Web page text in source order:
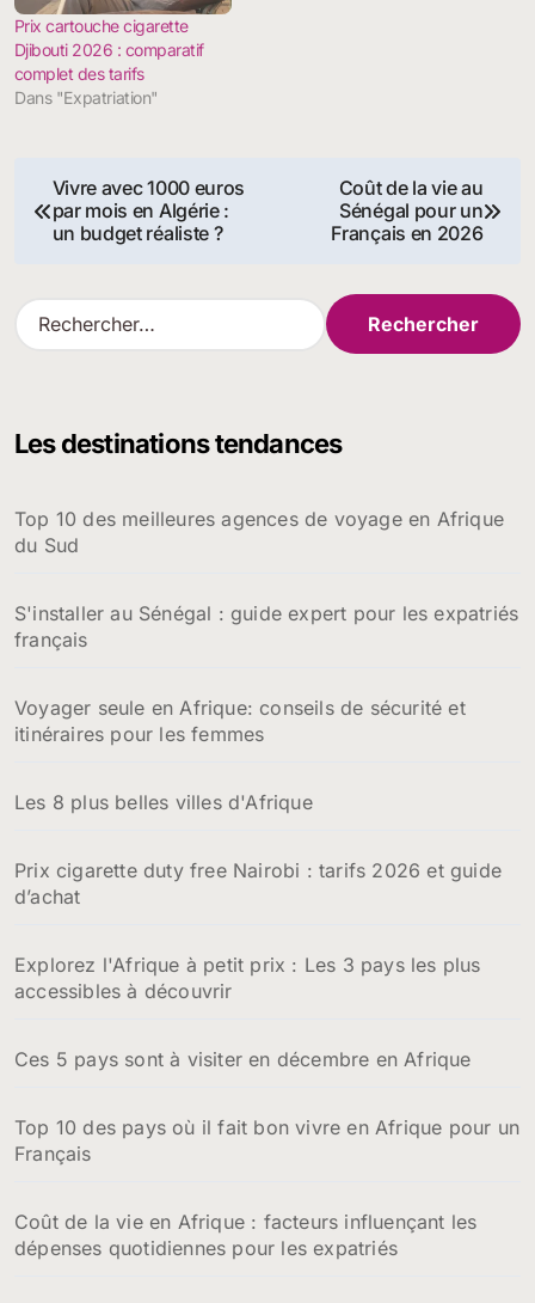
Prix cartouche cigarette
Djibouti 2026 : comparatif
complet des tarifs
Dans "Expatriation"
Navigation
de
l’article
Vivre avec 1000 euros
par mois en Algérie :
un budget réaliste ?
Coût de la vie au
Sénégal pour un
Français en 2026
R
e
r
e
r
Les destinations tendances
Top 10 des meilleures agences de voyage en Afrique
du Sud
S'installer au Sénégal : guide expert pour les expatriés
français
Voyager seule en Afrique: conseils de sécurité et
itinéraires pour les femmes
Les 8 plus belles villes d'Afrique
Prix cigarette duty free Nairobi : tarifs 2026 et guide
d’achat
Explorez l'Afrique à petit prix : Les 3 pays les plus
accessibles à découvrir
Ces 5 pays sont à visiter en décembre en Afrique
Top 10 des pays où il fait bon vivre en Afrique pour un
Français
Coût de la vie en Afrique : facteurs influençant les
dépenses quotidiennes pour les expatriés